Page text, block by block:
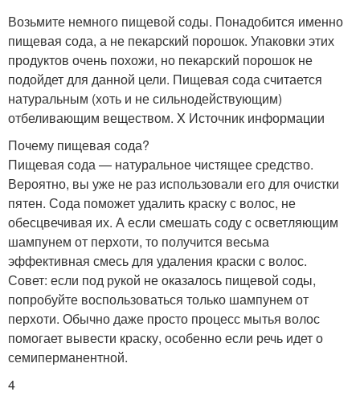
Возьмите немного пищевой соды. Понадобится именно
пищевая сода, а не пекарский порошок. Упаковки этих
продуктов очень похожи, но пекарский порошок не
подойдет для данной цели. Пищевая сода считается
натуральным (хоть и не сильнодействующим)
отбеливающим веществом. X Источник информации
Почему пищевая сода?
Пищевая сода — натуральное чистящее средство.
Вероятно, вы уже не раз использовали его для очистки
пятен. Сода поможет удалить краску с волос, не
обесцвечивая их. А если смешать соду с осветляющим
шампунем от перхоти, то получится весьма
эффективная смесь для удаления краски с волос.
Совет: если под рукой не оказалось пищевой соды,
попробуйте воспользоваться только шампунем от
перхоти. Обычно даже просто процесс мытья волос
помогает вывести краску, особенно если речь идет о
семиперманентной.
4